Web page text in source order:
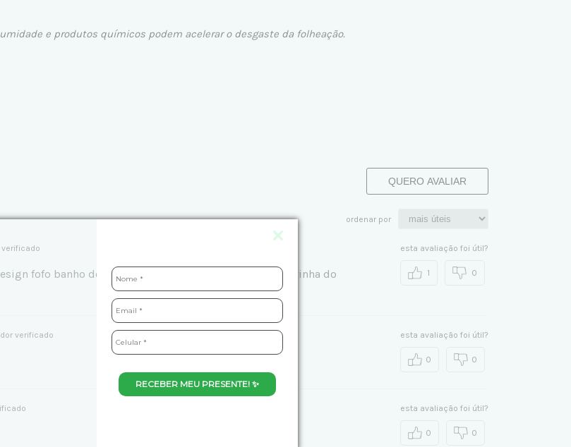
RECEBER MEU PRESENTE! ✨
e produtos químicos podem acelerar o desgaste da folheação.
QUERO AVALIAR
ordenar por
fofo banho de ouro parece bom só senti falta da caixinha do
esta avaliação foi útil?
1 0
verificado esta avaliação foi útil?
0 0
esta avaliação foi útil?
0 0